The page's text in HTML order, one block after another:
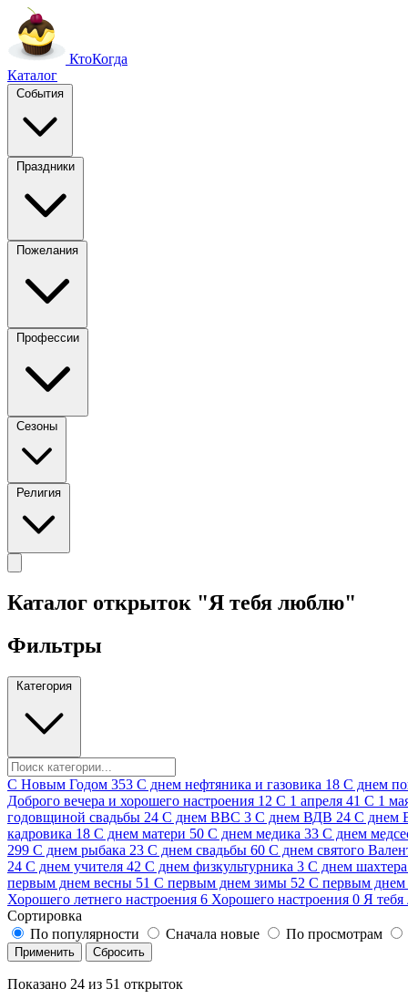
КтоКогда
Каталог
События
Праздники
Пожелания
Профессии
Сезоны
Религия
Каталог открыток "Я тебя люблю"
Фильтры
Категория
C Новым Годом 353 C днем нефтяника и газовика 18 C днем
Доброго вечера и хорошего настроения 12 С 1 апреля 41 С 1
годовщиной свадьбы 24 С днем ВВС 3 С днем ВДВ 24 С днем
кадровика 18 С днем матери 50 С днем медика 33 С днем
299 С днем рыбака 23 С днем свадьбы 60 С днем святого
24 С днем учителя 42 С днем физкультурника 3 С днем шахтера
первым днем весны 51 С первым днем зимы 52 С первым днем
Хорошего летнего настроения 6 Хорошего настроения 0 Я
Сортировка
По популярности
Сначала новые По просмотрам
Применить Сбросить
Показано 24 из 51 открыток